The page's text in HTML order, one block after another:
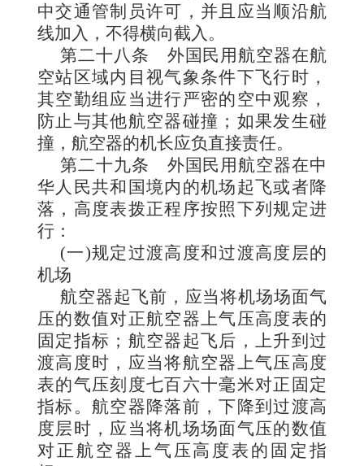
中交通管制员许可，并且应当顺沿航
线加入，不得横向截入。
第二十八条 外国民用航空器在航
空站区域内目视气象条件下飞行时，
其空勤组应当进行严密的空中观察，
防止与其他航空器碰撞；如果发生碰
撞，航空器的机长应负直接责任。
第二十九条 外国民用航空器在中
华人民共和国境内的机场起飞或者降
落，高度表拨正程序按照下列规定进
行：
(一)规定过渡高度和过渡高度层的
机场
航空器起飞前，应当将机场场面气
压的数值对正航空器上气压高度表的
固定指标；航空器起飞后，上升到过
渡高度时，应当将航空器上气压高度
表的气压刻度七百六十毫米对正固定
指标。航空器降落前，下降到过渡高
度层时，应当将机场场面气压的数值
对正航空器上气压高度表的固定指